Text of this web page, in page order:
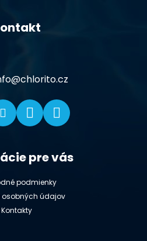
@chlorito.cz
pre vás
podmienky
osobných údajov
Kontakty